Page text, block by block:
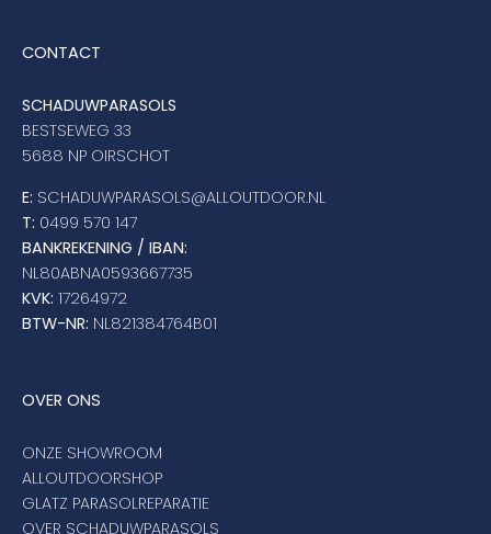
CONTACT
SCHADUWPARASOLS
BESTSEWEG 33
5688 NP OIRSCHOT
E: SCHADUWPARASOLS@ALLOUTDOOR.NL
T: 0499 570 147
BANKREKENING / IBAN:
NL80ABNA0593667735
KVK: 17264972
BTW-NR: NL821384764B01
OVER ONS
ONZE SHOWROOM
ALLOUTDOORSHOP
GLATZ PARASOLREPARATIE
OVER SCHADUWPARASOLS